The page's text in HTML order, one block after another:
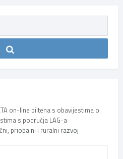
on-line biltena s obavijestima o
s područja LAG-a
priobalni i ruralni razvoj